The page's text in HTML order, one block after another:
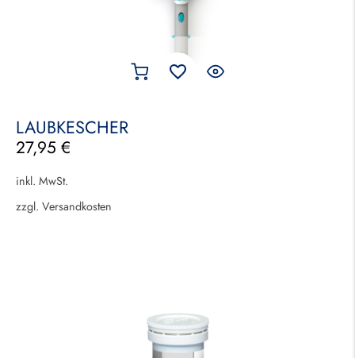
LAUBKESCHER
27,95 €
inkl. MwSt.
zzgl. Versandkosten